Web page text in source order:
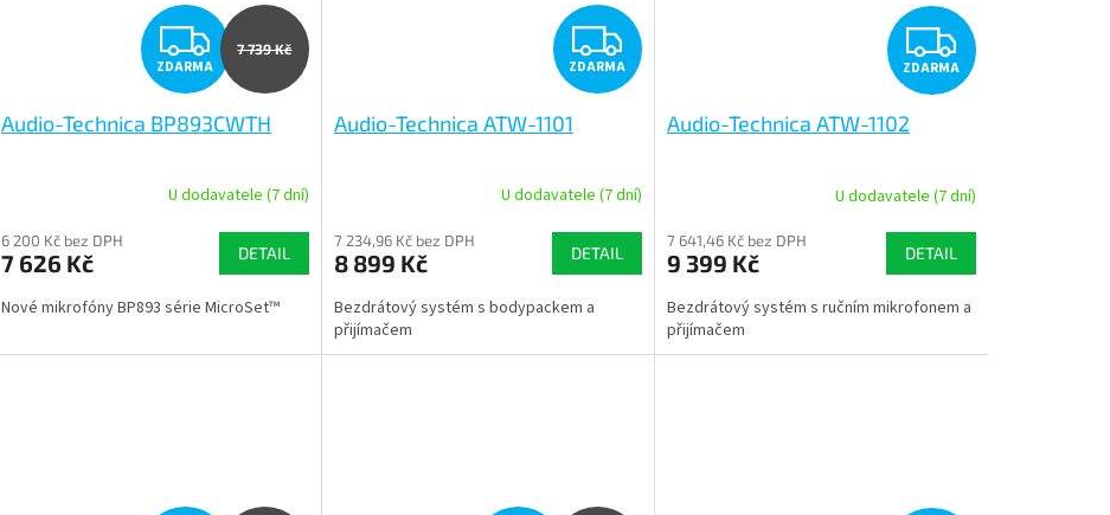
Z
D
A
R
M
A
ZDARMA
7 739 Kč
Audio-Technica BP893CWTH
U dodavatele (7 dní)
6 200 Kč bez DPH
7 626 Kč DETAIL
Nové mikrofóny BP893 série MicroSet™
Z
D
R
M
A
ZDARMA
Audio-Technica ATW-1101
U dodavatele (7 dní)
7 234,96 Kč bez DPH
8 899 Kč DETAIL
Bezdrátový systém s bodypackem a
přijímačem
Z
D
R
M
A
ZDARMA
Audio-Technica ATW-1102
U dodavatele (7 dní)
7 641,46 Kč bez DPH
9 399 Kč DETAIL
Bezdrátový systém s ručním mikrofonem a
přijímačem